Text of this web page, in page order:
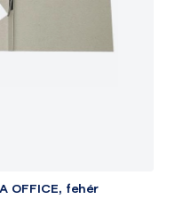
OFFICE, fehér